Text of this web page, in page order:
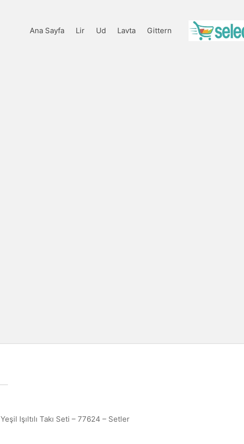
Ana Sayfa Lir Ud Lavta Gittern
Yeşil Işıltılı Takı Seti – 77624 – Setler